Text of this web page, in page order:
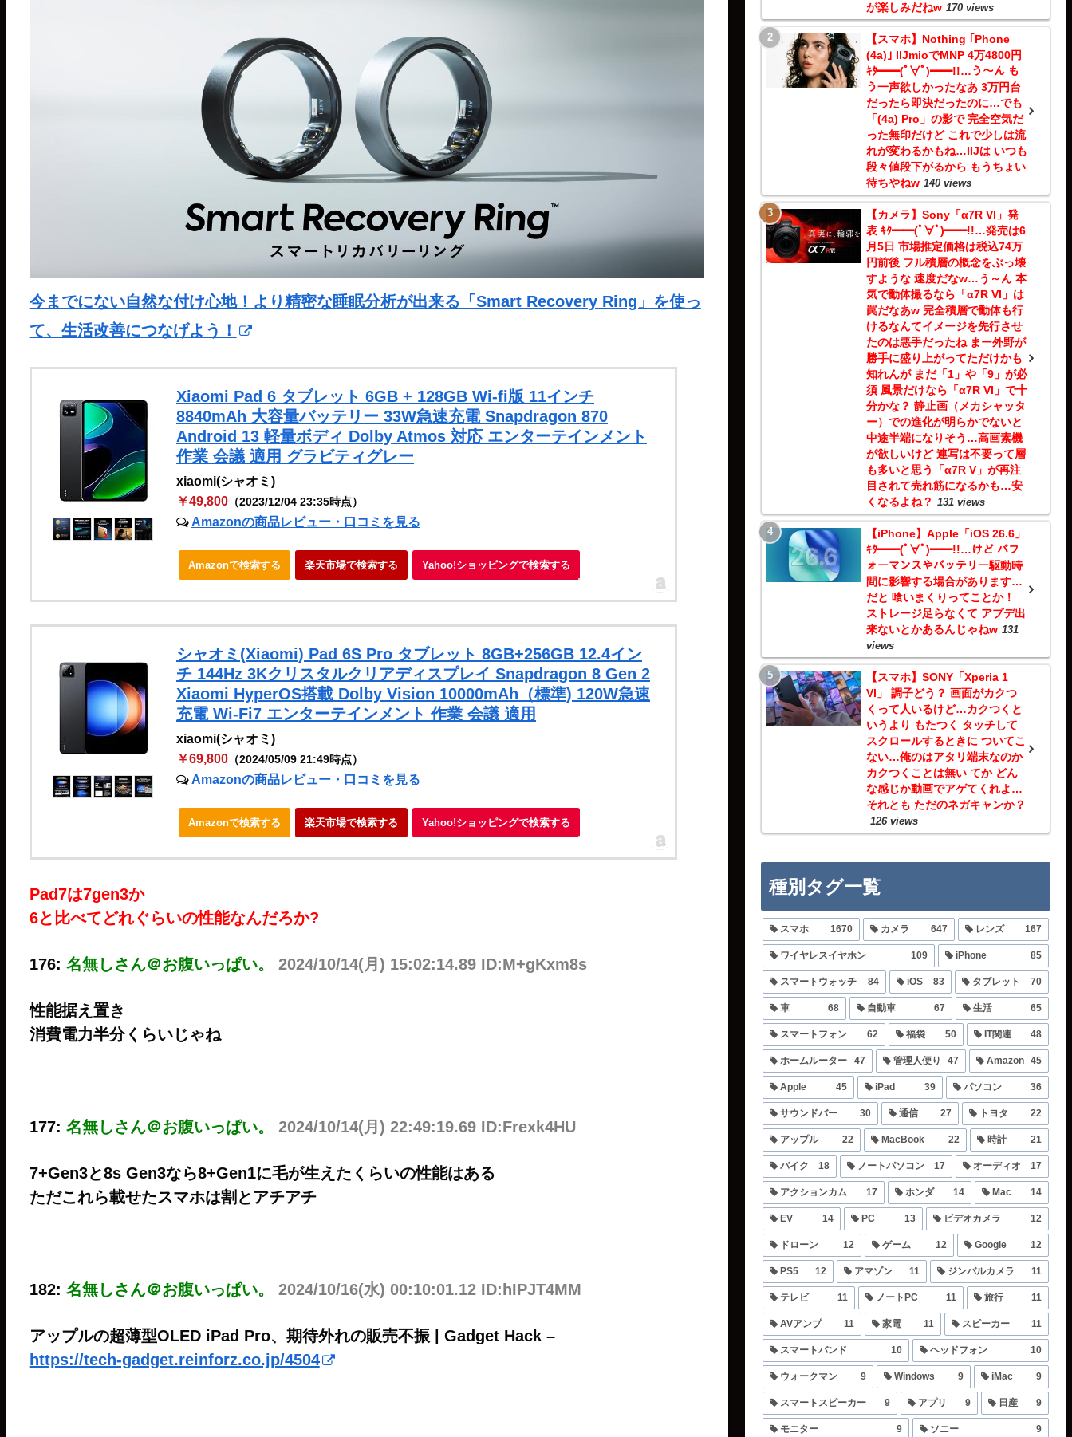
今までにない自然な付け心地！より精密な睡眠分析が出来る「Smart Recovery Ring」を使っ
て、生活改善につなげよう！
Xiaomi Pad 6 タブレット 6GB + 128GB Wi-fi版 11インチ
8840mAh 大容量バッテリー 33W急速充電 Snapdragon 870
Android 13 軽量ボディ Dolby Atmos 対応 エンターテインメント
作業 会議 適用 グラビティグレー
xiaomi(シャオミ)
￥49,800（2023/12/04 23:35時点）
Amazonの商品レビュー・口コミを見る
Amazonで検索する 楽天市場で検索する Yahoo!ショッピングで検索する
シャオミ(Xiaomi) Pad 6S Pro タブレット 8GB+256GB 12.4イン
チ 144Hz 3Kクリスタルクリアディスプレイ Snapdragon 8 Gen 2
Xiaomi HyperOS搭載 Dolby Vision 10000mAh（標準) 120W急速
充電 Wi-Fi7 エンターテインメント 作業 会議 適用
xiaomi(シャオミ)
￥69,800（2024/05/09 21:49時点）
Amazonの商品レビュー・口コミを見る
Amazonで検索する 楽天市場で検索する Yahoo!ショッピングで検索する
Pad7は7gen3か
6と比べてどれぐらいの性能なんだろか?
176: 名無しさん＠お腹いっぱい。 2024/10/14(月) 15:02:14.89 ID:M+gKxm8s
性能据え置き
消費電力半分くらいじゃね
177: 名無しさん＠お腹いっぱい。 2024/10/14(月) 22:49:19.69 ID:Frexk4HU
7+Gen3と8s Gen3なら8+Gen1に毛が生えたくらいの性能はある
ただこれら載せたスマホは割とアチアチ
182: 名無しさん＠お腹いっぱい。 2024/10/16(水) 00:10:01.12 ID:hIPJT4MM
アップルの超薄型OLED iPad Pro、期待外れの販売不振 | Gadget Hack –
https://tech-gadget.reinforz.co.jp/4504
が楽しみだねw 170 views
【スマホ】Nothing ｢Phone
(4a)｣ IIJmioでMNP 4万4800円
ｷﾀ━━(ﾟ∀ﾟ)━━!!…う～ん も
う一声欲しかったなあ 3万円台
だったら即決だったのに…でも
「(4a) Pro」の影で 完全空気だ
った無印だけど これで少しは流
れが変わるかもね…IIJは いつも
段々値段下がるから もうちょい
待ちやねw 140 views
【カメラ】Sony「α7R VI」発
表 ｷﾀ━━(ﾟ∀ﾟ)━━!!…発売は6
月5日 市場推定価格は税込74万
円前後 フル積層の概念をぶっ壊
すような 速度だなw…う～ん 本
気で動体撮るなら「α7R VI」は
罠だなあw 完全積層で動体も行
けるなんてイメージを先行させ
たのは悪手だったね まー外野が
勝手に盛り上がってただけかも
知れんが まだ「1」や「9」が必
須 風景だけなら「α7R VI」で十
分かな？ 静止画（メカシャッタ
ー）での進化が明らかでないと
中途半端になりそう…高画素機
が欲しいけど 連写は不要って層
も多いと思う「α7R V」が再注
目されて売れ筋になるかも…安
くなるよね？ 131 views
【iPhone】Apple「iOS 26.6」
ｷﾀ━━(ﾟ∀ﾟ)━━!!…けど パフ
ォーマンスやバッテリー駆動時
間に影響する場合があります…
だと 喰いまくりってことか！
ストレージ足らなくて アプデ出
来ないとかあるんじゃねw 131
views
【スマホ】SONY「Xperia 1
VI」 調子どう？ 画面がカクつ
くって人いるけど…カクつくと
いうより もたつく タッチして
スクロールするときに ついてこ
ない…俺のはアタリ端末なのか
カクつくことは無い てか どん
な感じか動画でアゲてくれよ…
それとも ただのネガキャンか？
126 views
種別タグ一覧
スマホ 1670 カメラ 647 レンズ 167
ワイヤレスイヤホン 109 iPhone 85
スマートウォッチ 84 iOS 83 タブレット 70
車 68 自動車 67 生活 65
スマートフォン 62 福袋 50 IT関連 48
ホームルーター 47 管理人便り 47 Amazon 45
Apple 45 iPad 39 パソコン 36
サウンドバー 30 通信 27 トヨタ 22
アップル 22 MacBook 22 時計 21
バイク 18 ノートパソコン 17 オーディオ 17
アクションカム 17 ホンダ 14 Mac 14
EV 14 PC 13 ビデオカメラ 12
ドローン 12 ゲーム 12 Google 12
PS5 12 アマゾン 11 ジンバルカメラ 11
テレビ 11 ノートPC 11 旅行 11
AVアンプ 11 家電 11 スピーカー 11
スマートバンド 10 ヘッドフォン 10
ウォークマン 9 Windows 9 iMac 9
スマートスピーカー 9 アプリ 9 日産 9
モニター 9 ソニー 9